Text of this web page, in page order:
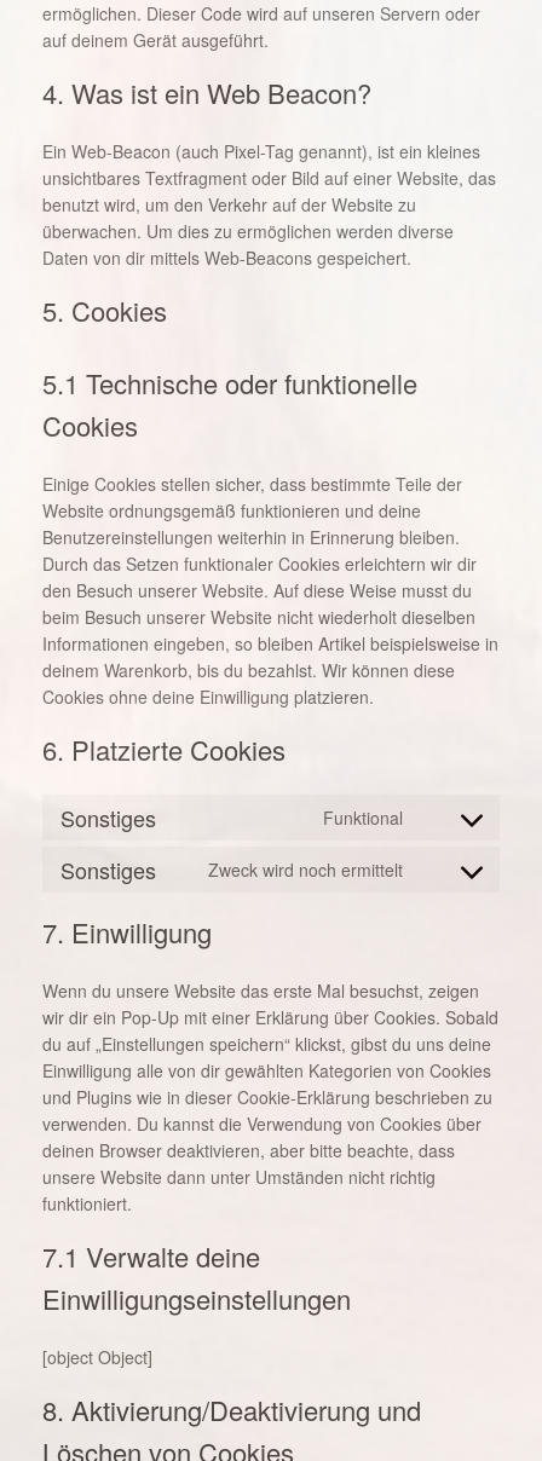
ermöglichen. Dieser Code wird auf unseren Servern oder
auf deinem Gerät ausgeführt.
4. Was ist ein Web Beacon?
Ein Web-Beacon (auch Pixel-Tag genannt), ist ein kleines
unsichtbares Textfragment oder Bild auf einer Website, das
benutzt wird, um den Verkehr auf der Website zu
überwachen. Um dies zu ermöglichen werden diverse
Daten von dir mittels Web-Beacons gespeichert.
5. Cookies
5.1 Technische oder funktionelle
Cookies
Einige Cookies stellen sicher, dass bestimmte Teile der
Website ordnungsgemäß funktionieren und deine
Benutzereinstellungen weiterhin in Erinnerung bleiben.
Durch das Setzen funktionaler Cookies erleichtern wir dir
den Besuch unserer Website. Auf diese Weise musst du
beim Besuch unserer Website nicht wiederholt dieselben
Informationen eingeben, so bleiben Artikel beispielsweise in
deinem Warenkorb, bis du bezahlst. Wir können diese
Cookies ohne deine Einwilligung platzieren.
6. Platzierte Cookies
Sonstiges Funktional
Consent
service
Sonstiges Zweck wird noch ermittelt
Consent
7. Einwilligung
Wenn du unsere Website das erste Mal besuchst, zeigen
wir dir ein Pop-Up mit einer Erklärung über Cookies. Sobald
du auf „Einstellungen speichern“ klickst, gibst du uns deine
Einwilligung alle von dir gewählten Kategorien von Cookies
und Plugins wie in dieser Cookie-Erklärung beschrieben zu
verwenden. Du kannst die Verwendung von Cookies über
deinen Browser deaktivieren, aber bitte beachte, dass
unsere Website dann unter Umständen nicht richtig
funktioniert.
7.1 Verwalte deine
Einwilligungseinstellungen
[object Object]
8. Aktivierung/Deaktivierung und
Löschen von Cookies